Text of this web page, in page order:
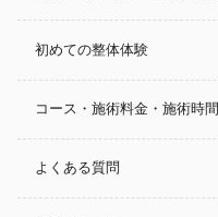
初めての整体体験
コース・施術料金・施術時間
よくある質問